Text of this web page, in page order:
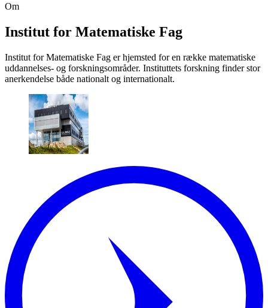
Om
Institut for Matematiske Fag
Institut for Matematiske Fag er hjemsted for en række matematiske
uddannelses- og forskningsområder. Instituttets forskning finder stor
anerkendelse både nationalt og internationalt.